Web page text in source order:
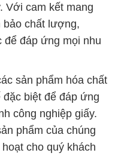
Với cam kết mang
bảo chất lượng,
đáp ứng mọi nhu
sản phẩm hóa chất
biệt để đáp ứng
công nghiệp giấy.
phẩm của chúng
cho quý khách